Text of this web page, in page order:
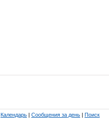
Календарь | Сообщения за день | Поиск